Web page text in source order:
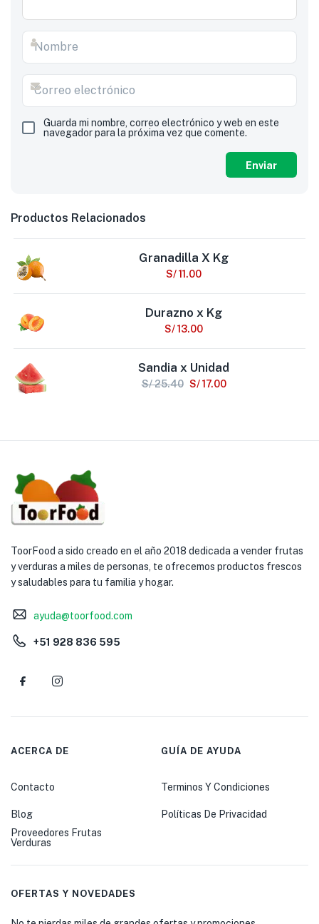
Guarda mi nombre, correo electrónico y web en este
navegador para la próxima vez que comente.
Productos Relacionados
Granadilla X Kg
S/11.00
Durazno x Kg
S/13.00
Sandia x Unidad
S/25.40 S/17.00
ToorFood a sido creado en el año 2018 dedicada a vender frutas
y verduras a miles de personas, te ofrecemos productos frescos
y saludables para tu familia y hogar.
ayuda@toorfood.com
+51 928 836 595
ACERCA DE
Contacto
Blog
Proveedores Frutas
Verduras
GUÍA DE AYUDA
Terminos Y Condiciones
Políticas De Privacidad
OFERTAS Y NOVEDADES